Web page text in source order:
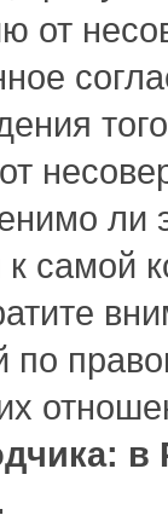
от
ли
самой
по
в